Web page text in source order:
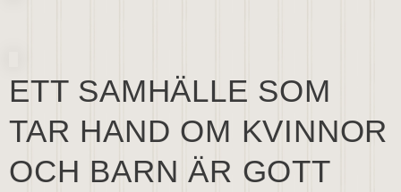
ETT SAMHÄLLE SOM
TAR HAND OM KVINNOR
OCH BARN ÄR GOTT